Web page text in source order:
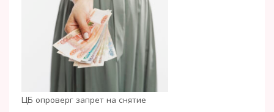
ЦБ опроверг запрет на снятие